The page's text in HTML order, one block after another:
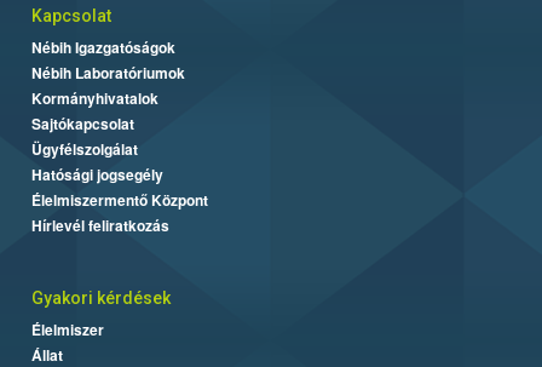
Kapcsolat
Nébih Igazgatóságok
Nébih Laboratóriumok
Kormányhivatalok
Sajtókapcsolat
Ügyfélszolgálat
Hatósági jogsegély
Élelmiszermentő Központ
Hírlevél feliratkozás
Gyakori kérdések
Élelmiszer
Állat